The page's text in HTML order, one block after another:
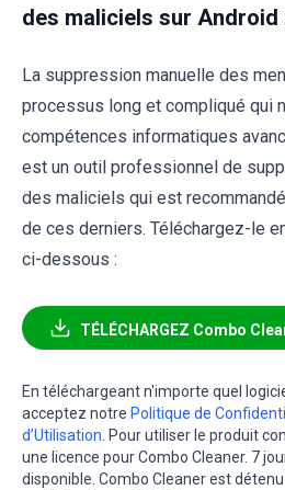
des maliciels sur Android
La suppression manuelle des
processus long et compliqué qui
compétences informatiques
est un outil professionnel de
des maliciels qui est
de ces derniers. Téléchargez-le
ci-dessous :
TÉLÉCHARGEZ Combo
En téléchargeant n'importe quel
acceptez notre Politique de
d’Utilisation . Pour utiliser le produit
une licence pour Combo Cleaner. 7
disponible. Combo Cleaner est